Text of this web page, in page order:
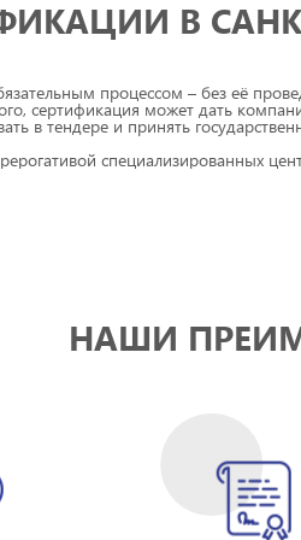
В
процессом – без её
сертификация может дать
в тендере и принять
специализированных
в системах ГОСТ Р, ТР
компаний, которые не имеют
а Вы будете
компании на 90 дней,
«ПлазаТест» даст Вам
НАШИ